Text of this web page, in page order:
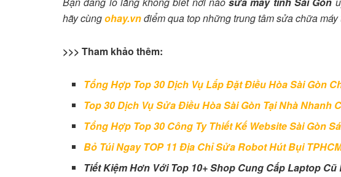
hãy cùngohay.vnđiểm qua top những trung tâm sửa chữa
>>> Tham khảo thêm:
Tổng Hợp Top 30 Dịch Vụ Lắp Đặt Điều Hòa Sài Gòn
Top 30 Dịch Vụ Sửa Điều Hòa Sài Gòn Tại Nhà Nhanh
Tổng Hợp Top 30 Công Ty Thiết Kế Website Sài Gòn
Bỏ Túi Ngay TOP 11 Địa Chỉ Sửa Robot Hút Bụi
Tiết Kiệm Hơn Với Top 10+ Shop Cung Cấp Laptop